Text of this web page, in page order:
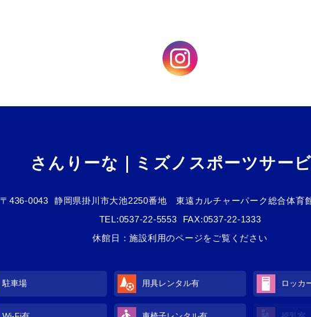
さんりーな｜ミズノスポーツサー
〒436-0043
静岡県掛川市大池2250番地 東遠カルチャーパーク総合体育
TEL:0537-22-5553
FAX:0537-22-1333
休館日：施設利用のページをご覧ください
駐車場 用具レンタル有 ロッカ